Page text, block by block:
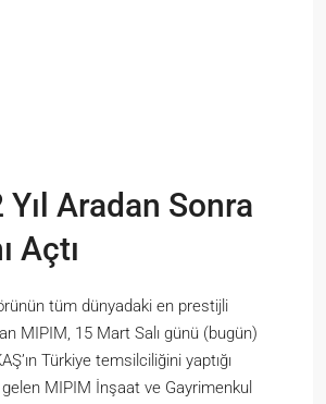
Aradan Sonra
Açtı
tüm dünyadaki en prestijli
MIPIM, 15 Mart Salı günü (bugün)
Türkiye temsilciliğini yaptığı
MIPIM İnşaat ve Gayrimenkul